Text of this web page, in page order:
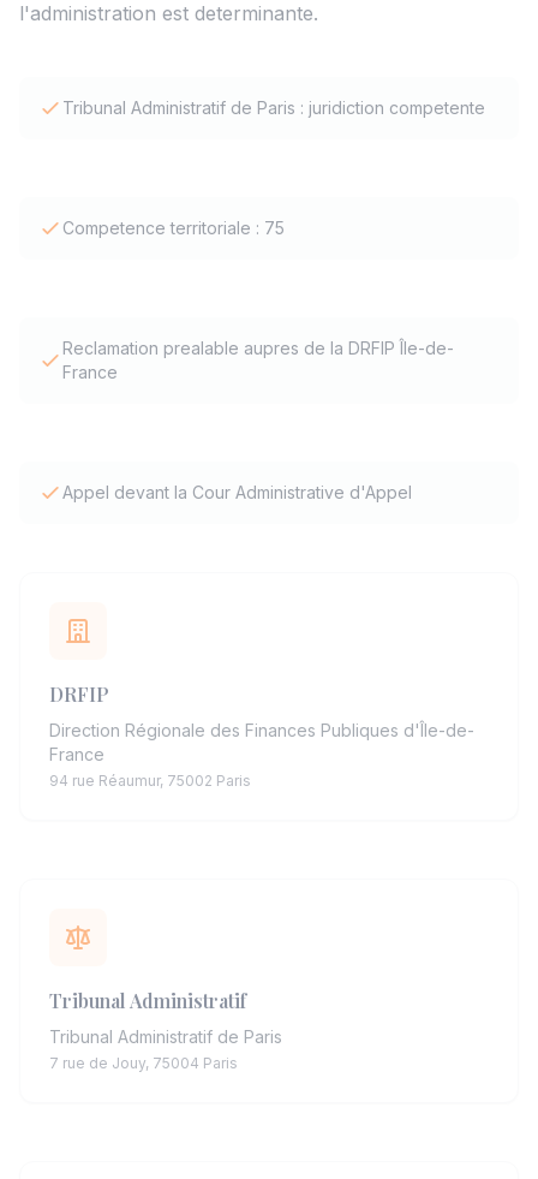
l'administration est determinante.
Tribunal Administratif de Paris : juridiction competente
Competence territoriale : 75
Reclamation prealable aupres de la DRFIP Île-de-
France
Appel devant la Cour Administrative d'Appel
DRFIP
Direction Régionale des Finances Publiques d'Île-de-
France
94 rue Réaumur, 75002 Paris
Tribunal Administratif
Tribunal Administratif de Paris
7 rue de Jouy, 75004 Paris